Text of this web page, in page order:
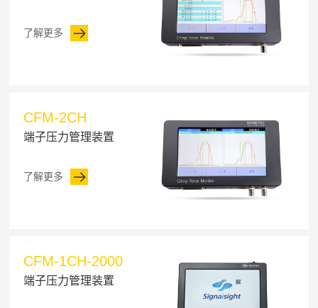
了解更多
CFM-2CH
端子压力管理装置
了解更多
CFM-1CH-2000
端子压力管理装置